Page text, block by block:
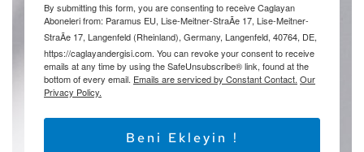
By submitting this form, you are consenting to receive Caglayan
Aboneleri from: Paramus EU, Lise-Meitner-StraÃe 17, Lise-Meitner-
StraÃe 17, Langenfeld (Rheinland), Germany, Langenfeld, 40764, DE,
https://caglayandergisi.com. You can revoke your consent to receive
emails at any time by using the SafeUnsubscribe® link, found at the
bottom of every email. Emails are serviced by Constant Contact. Our
Privacy Policy.
Beni Ekleyin !